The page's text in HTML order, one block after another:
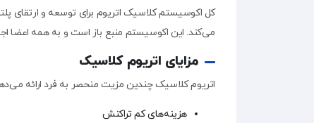
کل اکوسیستم کلاسیک اتریوم برای توسعه و ارتقای
می‌کند. این اکوسیستم منبع باز است و به همه اعضا
مزایای اتریوم کلاسیک
اتریوم کلاسیک چندین مزیت منحصر به فرد ارائه
هزینه‌های کم تراکنش